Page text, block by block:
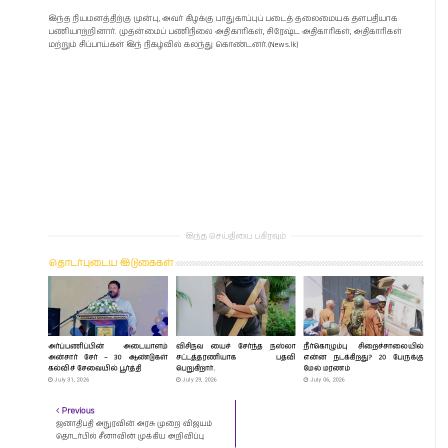
இந்த நியமனத்திற்கு முன்பு, அவர் கிழக்கு பாதுகாப்புப் படைத் தலைமையக தளபதியாக
பணியாற்றினார். முதன்மைப் பணிநிலை அதிகாரிகள், சிரேஷ்ட அதிகாரிகள், அதிகாரிகள்
மற்றும் சிப்பாய்கள் இந் நிகழ்வில் கலந்து கொண்டனர்.(News.lk)
இந்த செய்தியை பகிரவும்
தொடர்புடைய இடுகைகள்
அர்ப்பணிப்பின் அடையாளம்
அன்சார் சேர் – 30 ஆண்டுகள்
கல்விச் சேவையில் பூர்த்தி
July 31, 2026
விசிநவ யைச் சேர்ந்த நஸ்லா
சட்டத்தரணியாக பதவி
பெறுகிறார்.
July 29, 2026
நீர்கொழும்பு சிறைச்சாலையில்
என்ன நடக்கிறது? 20 பேருக்கு
மேல் மரணம்
July 06, 2026
Previous
ஜனாதிபதி அநுரவின் அரசு முறை விஜயம்
தொடர்பில் சீனாவின் முக்கிய அறிவிப்பு